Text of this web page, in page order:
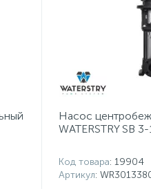
Насос
WATERSTRY SB
Код товара: 19904
Артикул: